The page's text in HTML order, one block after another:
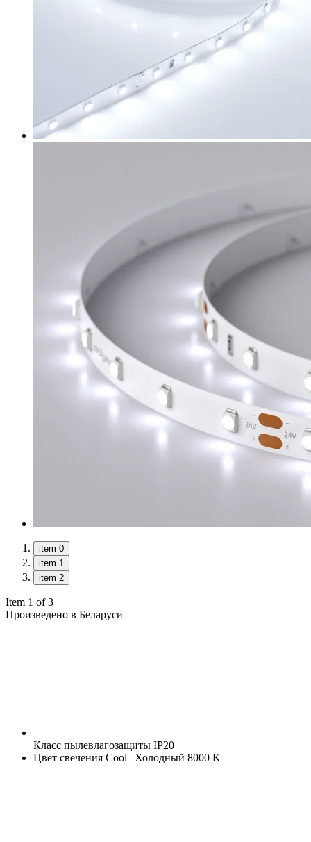
item 0
item 1
item 2
Item 1 of 3
Произведено в Беларуси
Класс пылевлагозащиты IP20
Цвет свечения Cool | Холодный 8000 K